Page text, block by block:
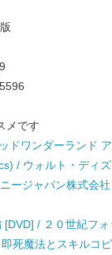
メです
ドワンダーランド
/ ウォルト・ディ
ージャパン株式会
/ ２０世紀フ
死魔法とスキルコ